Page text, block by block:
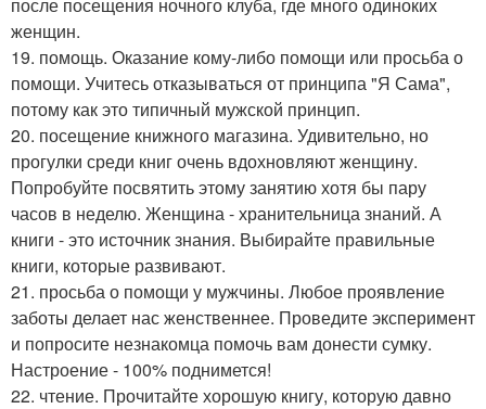
женщин.
19. помощь. Оказание кому-либо помощи или просьба о
помощи. Учитесь отказываться от принципа "Я Сама",
потому как это типичный мужской принцип.
20. посещение книжного магазина. Удивительно, но
прогулки среди книг очень вдохновляют женщину.
Попробуйте посвятить этому занятию хотя бы пару
часов в неделю. Женщина - хранительница знаний. А
книги - это источник знания. Выбирайте правильные
книги, которые развивают.
21. просьба о помощи у мужчины. Любое проявление
заботы делает нас женственнее. Проведите эксперимент
и попросите незнакомца помочь вам донести сумку.
Настроение - 100% поднимется!
22. чтение. Прочитайте хорошую книгу, которую давно